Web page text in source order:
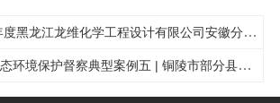
上一篇：2024年度黑龙江龙维化学工程设计有限公司安徽分公司浩智增程及相关核心零部件产业化项目（一期）职业病危害因素控制效果评价网上公示
下一篇：安徽生态环境保护督察典型案例五 | 铜陵市部分县区生活污水收集处置不到位 影响区域水环境质量